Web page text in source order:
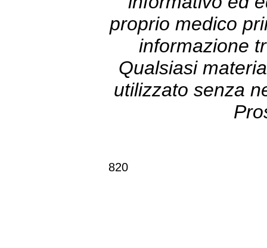
proprio medico
informazione
Qualsiasi
utilizzato senza
820